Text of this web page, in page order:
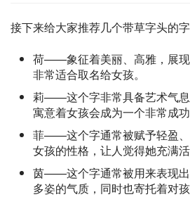
接下来给大家推荐几个带草字头的
荷——象征着美丽、高雅，展现
非常适合取名给女孩。
莉——这个字非常具备艺术气息
寓意着女孩会成为一个非常成功
菲——这个字通常被赋予轻盈
女孩的性格，让人觉得她充满活
茵——这个字通常被用来表现
多姿的气质，同时也寄托着对孩